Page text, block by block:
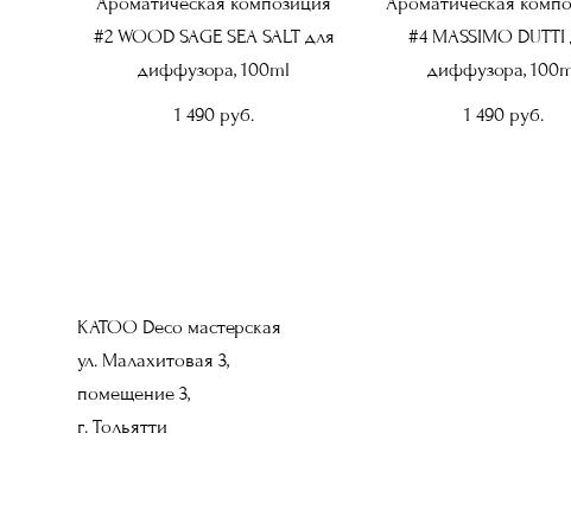
#2 WOOD SAGE SEA SALT для
диффузора, 100ml
1 490 pуб.
#4 MASSIMO DUTTI
диффузора,
1 490 pуб.
KATOO Deco мастерская
ул. Малахитовая 3,
помещение 3,
г. Тольятти